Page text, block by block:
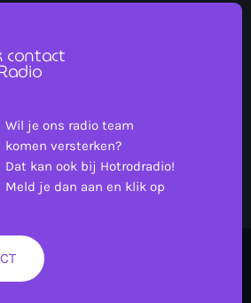
mee maken.
contact
Wil je ons radio team
komen versterken?
Dat kan ook bij Hotrodradio!
Meld je dan aan en klik op